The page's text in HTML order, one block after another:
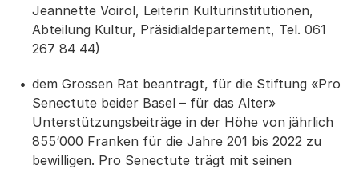
Jeannette Voirol, Leiterin Kulturinstitutionen,
Abteilung Kultur, Präsidialdepartement, Tel. 061
267 84 44)
dem Grossen Rat beantragt, für die Stiftung «Pro
Senectute beider Basel – für das Alter»
Unterstützungsbeiträge in der Höhe von jährlich
855‘000 Franken für die Jahre 201 bis 2022 zu
bewilligen. Pro Senectute trägt mit seinen